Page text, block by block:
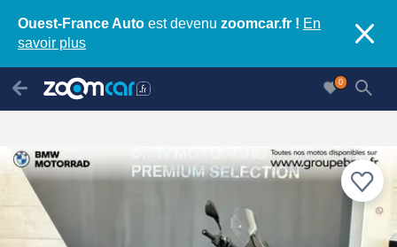
Ouest-France Auto est devenu zoomcar.fr ! En
savoir plus
0